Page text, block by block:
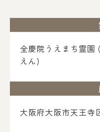
全慶院うえまち霊園
えん)
大阪府大阪市天王寺